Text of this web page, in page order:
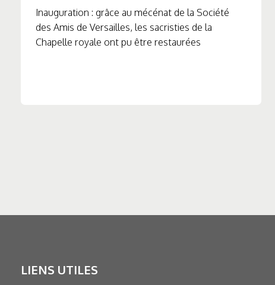
Inauguration : grâce au mécénat de la Société
des Amis de Versailles, les sacristies de la
Chapelle royale ont pu être restaurées
LIENS UTILES